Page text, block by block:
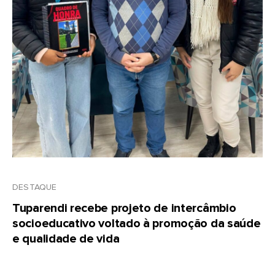
DESTAQUE
Tuparendi recebe projeto de intercâmbio
socioeducativo voltado à promoção da saúde
e qualidade de vida